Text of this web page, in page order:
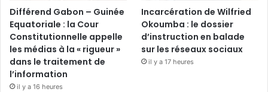
Différend Gabon – Guinée
Equatoriale : la Cour
Constitutionnelle appelle
les médias à la « rigueur »
dans le traitement de
l’information
il y a 16 heures
Incarcération de Wilfried
Okoumba : le dossier
d’instruction en balade
sur les réseaux sociaux
il y a 17 heures